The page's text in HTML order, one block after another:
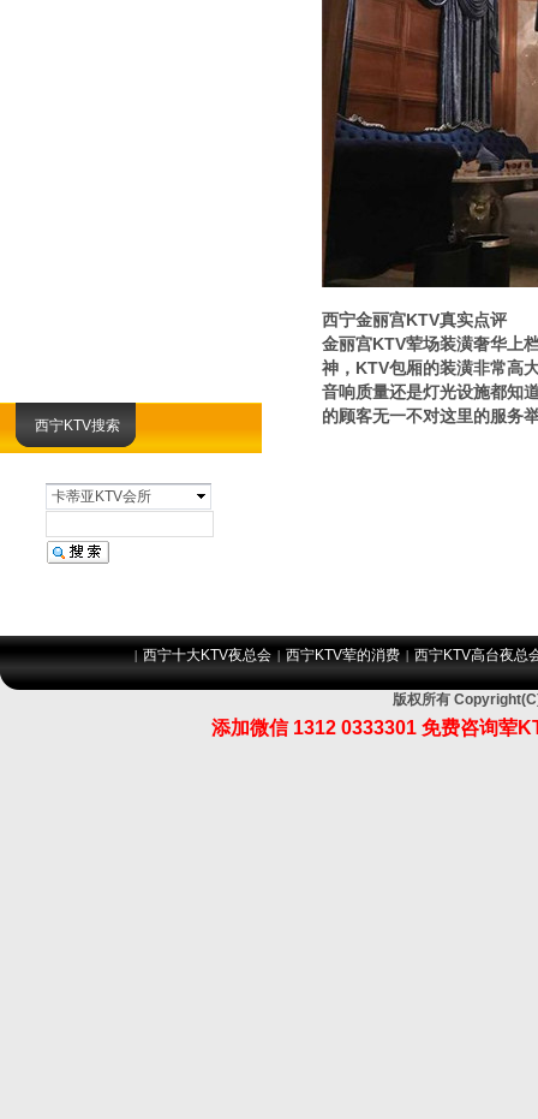
西宁KTV搜索
卡蒂亚KTV会所
西宁金丽宫KTV真实点评
金丽宫KTV荤场装潢奢华上
神，KTV包厢的装潢非常高
音响质量还是灯光设施都知
的顾客无一不对这里的服务
| 西宁十大KTV夜总会 | 西宁KTV荤的消费 | 西宁KTV高台夜总
版权所有
添加微信 1312 0333301 免费咨询荤